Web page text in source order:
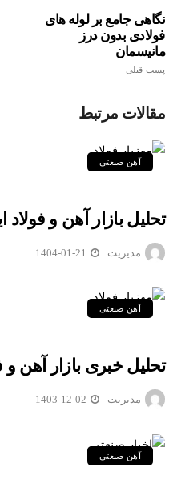
نگاهی جامع بر لوله های
فولادی بدون درز
مانیسمان
پست قبلی
مقالات مرتبط
آهن صنعتی
تحلیل بازار آهن و فولاد
مدیریت 1404-01-21
آهن صنعتی
تحلیل خبری بازار آهن و
مدیریت 1403-12-02
آهن صنعتی